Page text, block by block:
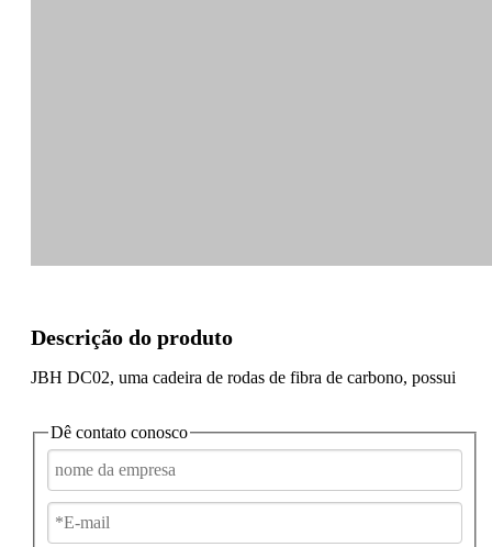
Descrição do produto
JBH DC02, uma cadeira de rodas de fibra de carbono, possui
automática é tão conveniente para pessoas em diferentes idade.
Características
Dê contato conosco